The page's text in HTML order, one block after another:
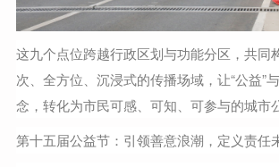
这九个点位跨越行政区划与功能分区，共同
次、全方位、沉浸式的传播场域，让“公益”
念，转化为市民可感、可知、可参与的城市
第十五届公益节：引领善意浪潮，定义责任